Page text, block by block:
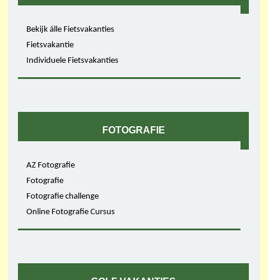
Bekijk álle Fietsvakanties
Fietsvakantie
Individuele Fietsvakanties
FOTOGRAFIE
AZ Fotografie
Fotografie
Fotografie challenge
Online Fotografie Cursus